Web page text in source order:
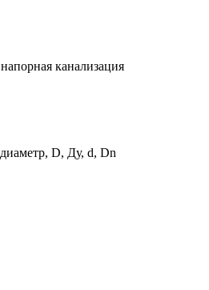
канализация
D, Ду, d, Dn